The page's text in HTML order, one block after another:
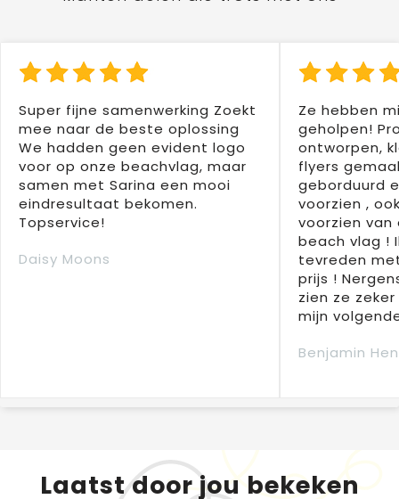
Super fijne samenwerking Zoekt
mee naar de beste oplossing
We hadden geen evident logo
voor op onze beachvlag, maar
samen met Sarina een mooi
eindresultaat bekomen.
Topservice!
Daisy Moons
Ze hebben
geholpen!
ontworpen,
flyers
geborduurd
voorzien ,
voorzien
beach vlag !
tevreden
prijs !
zien ze
mijn
Benjamin
Laatst door jou bekeken